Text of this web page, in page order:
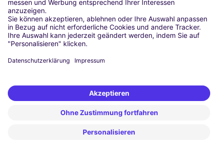
Mailand
Rom
Turin
Wien
Berlin
Düsseldorf